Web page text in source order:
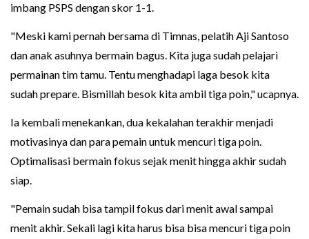
imbang PSPS dengan skor 1-1.
"Meski kami pernah bersama di Timnas, pelatih Aji Santoso
dan anak asuhnya bermain bagus. Kita juga sudah pelajari
permainan tim tamu. Tentu menghadapi laga besok kita
sudah prepare. Bismillah besok kita ambil tiga poin," ucapnya.
Ia kembali menekankan, dua kekalahan terakhir menjadi
motivasinya dan para pemain untuk mencuri tiga poin.
Optimalisasi bermain fokus sejak menit hingga akhir sudah
siap.
"Pemain sudah bisa tampil fokus dari menit awal sampai
menit akhir. Sekali lagi kita harus bisa bisa mencuri tiga poin